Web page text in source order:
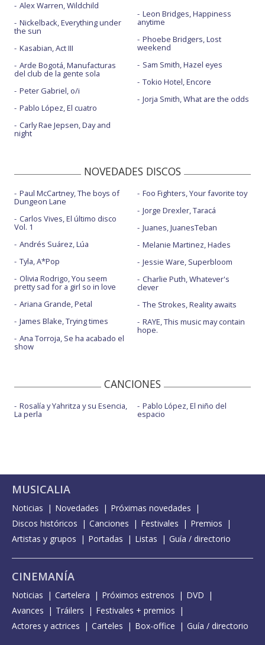
Alex Warren, Wildchild
Nickelback, Everything under
the sun
Kasabian, Act III
Arde Bogotá, Manufacturas
del club de la gente sola
Peter Gabriel, o/i
Pablo López, El cuatro
Carly Rae Jepsen, Day and
night
Leon Bridges, Happiness
anytime
Phoebe Bridgers, Lost
weekend
Sam Smith, Hazel eyes
Tokio Hotel, Encore
Jorja Smith, What are the odds
NOVEDADES DISCOS
Paul McCartney, The boys of
Dungeon Lane
Carlos Vives, El último disco
Vol. 1
Andrés Suárez, Lúa
Tyla, A*Pop
Olivia Rodrigo, You seem
pretty sad for a girl so in love
Ariana Grande, Petal
James Blake, Trying times
Ana Torroja, Se ha acabado el
show
Foo Fighters, Your favorite toy
Jorge Drexler, Taracá
Juanes, JuanesTeban
Melanie Martinez, Hades
Jessie Ware, Superbloom
Charlie Puth, Whatever's
clever
The Strokes, Reality awaits
RAYE, This music may contain
hope.
CANCIONES
Rosalía y Yahritza y su Esencia,
La perla
Pablo López, El niño del
espacio
MUSICALIA
Noticias Novedades
Próximas novedades
Discos históricos
Canciones Festivales
Premios
Artistas y grupos
Portadas Listas Guía / directorio
CINEMANÍA
Noticias Cartelera Próximos estrenos
DVD
Avances
Tráilers
Festivales + premios
Actores y actrices
Carteles Box-office Guía / directorio